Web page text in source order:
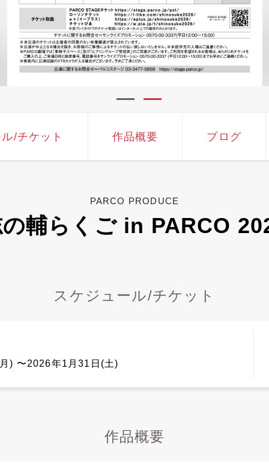
/チケット 作品概要 ブログ
PARCO PRODUCE
輔らくご in PARCO
スケジュール/チケット
) 〜2026年1月31日(土)
作品概要